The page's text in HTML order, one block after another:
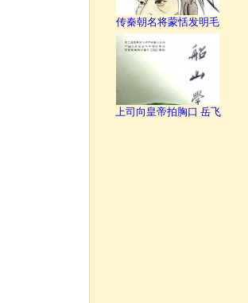
传秦朝名将蒙恬发明毛
上司向皇帝拍胸口 岳飞